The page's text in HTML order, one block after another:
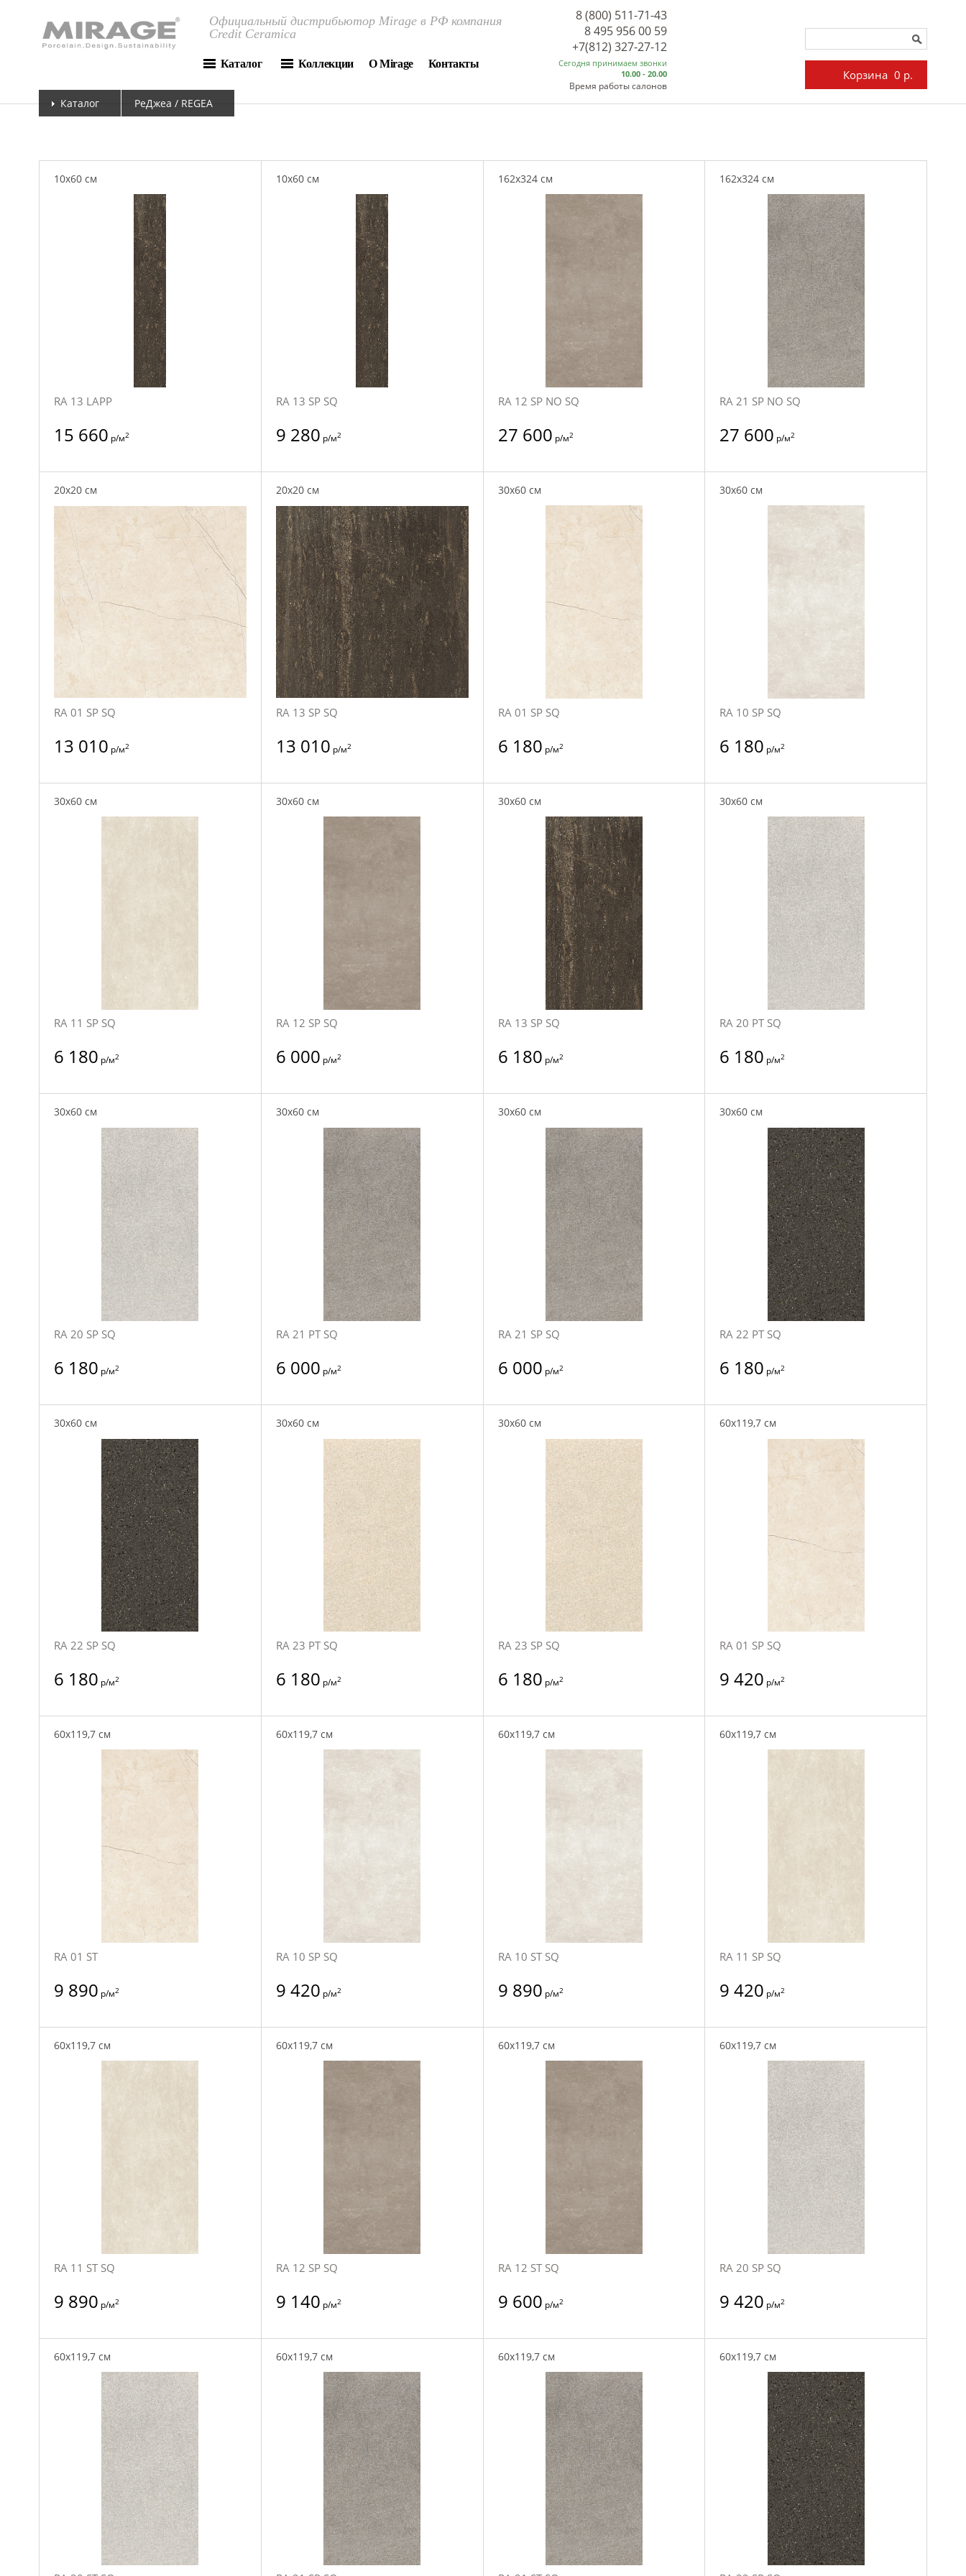
Официальный дистрибьютор Mirage в РФ компания
Credit Ceramica
Каталог Коллекции О Mirage Контакты
8 (800) 511-71-43
8 495 956 00 59
Сегодня принимаем звонки
10.00 - 20.00
Время работы салонов
+7(812) 327-27-12
Корзина 0 р.
Каталог РеДжеа / REGEA
10x60 см
RA 13 LAPP
15 660 р/м2
10x60 см
RA 13 SP SQ
9 280 р/м2
162x324 см
RA 12 SP NO SQ
27 600 р/м2
162x324 см
RA 21 SP NO SQ
27 600 р/м2
20x20 см
RA 01 SP SQ
13 010 р/м2
20x20 см
RA 13 SP SQ
13 010 р/м2
30x60 см
RA 01 SP SQ
6 180 р/м2
30x60 см
RA 10 SP SQ
6 180 р/м2
30x60 см
RA 11 SP SQ
6 180 р/м2
30x60 см
RA 12 SP SQ
6 000 р/м2
30x60 см
RA 13 SP SQ
6 180 р/м2
30x60 см
RA 20 PT SQ
6 180 р/м2
30x60 см
RA 20 SP SQ
6 180 р/м2
30x60 см
RA 21 PT SQ
6 000 р/м2
30x60 см
RA 21 SP SQ
6 000 р/м2
30x60 см
RA 22 PT SQ
6 180 р/м2
30x60 см
RA 22 SP SQ
6 180 р/м2
30x60 см
RA 23 PT SQ
6 180 р/м2
30x60 см
RA 23 SP SQ
6 180 р/м2
60x119,7 см
RA 01 SP SQ
9 420 р/м2
60x119,7 см
RA 01 ST
9 890 р/м2
60x119,7 см
RA 10 SP SQ
9 420 р/м2
60x119,7 см
RA 10 ST SQ
9 890 р/м2
60x119,7 см
RA 11 SP SQ
9 420 р/м2
60x119,7 см
RA 11 ST SQ
9 890 р/м2
60x119,7 см
RA 12 SP SQ
9 140 р/м2
60x119,7 см
RA 12 ST SQ
9 600 р/м2
60x119,7 см
RA 20 SP SQ
9 420 р/м2
60x119,7 см 60x119,7 см 60x119,7 см 60x119,7 см